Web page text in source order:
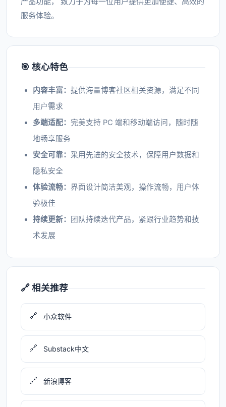
服务体验。
🎯 核心特色
内容丰富： 提供海量博客社区相关资源，满足不同
用户需求
多端适配： 完美支持 PC 端和移动端访问，随时随
地畅享服务
安全可靠： 采用先进的安全技术，保障用户数据和
隐私安全
体验流畅： 界面设计简洁美观，操作流畅，用户体
验极佳
持续更新：
团队持续迭代产品，紧跟行业趋势和技
术发展
🔗 相关推荐
🔗 小众软件
🔗 Substack中文
🔗 新浪博客